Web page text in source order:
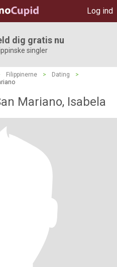
Log ind
dig gratis nu
singler
Filippinerne > Dating
>
Mariano, Isabela